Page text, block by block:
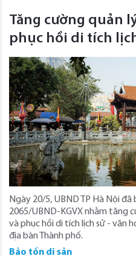
Tăng cường quản
phục hồi di tích
Ngày 20/5, UBND TP Hà Nội đã
2065/UBND-KGVX nhằm tăng
và phục hồi di tích lịch sử - văn
địa bàn Thành phố.
Bảo tồn di sản